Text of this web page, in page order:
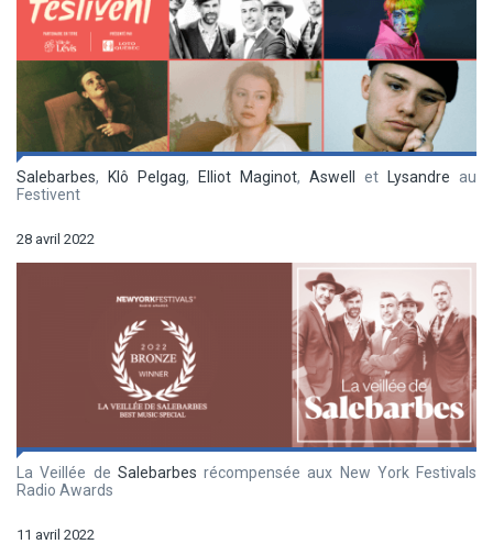
Salebarbes, Klô Pelgag, Elliot Maginot, Aswell et Lysandre au
Festivent
28 avril 2022
La Veillée de Salebarbes récompensée aux New York Festivals
Radio Awards
11 avril 2022